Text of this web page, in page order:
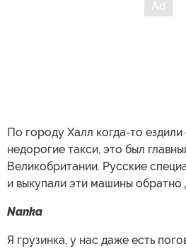
По городу Халл когда-то ездили
недорогие такси, это был
Великобритании. Русские
и выкупали эти машины обратно
Nanka
Я грузинка, у нас даже есть